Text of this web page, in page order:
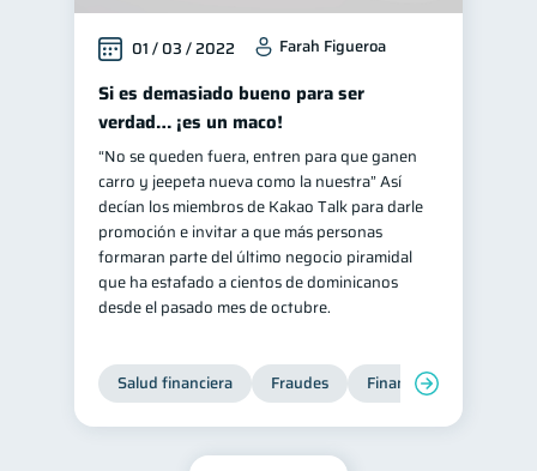
Doble sueldo
Gasto responsable
información financiera 1
01 / 03 / 2022 Farah Figueroa
Si es demasiado bueno para ser
verdad… ¡es un maco!
“No se queden fuera, entren para que ganen
carro y jeepeta nueva como la nuestra” Así
decían los miembros de Kakao Talk para darle
promoción e invitar a que más personas
formaran parte del último negocio piramidal
que ha estafado a cientos de dominicanos
desde el pasado mes de octubre.
Salud financiera Fraudes Finanzas personales